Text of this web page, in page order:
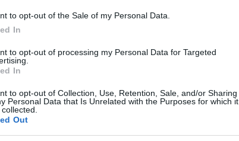
to opt-out of the Sale of my Personal Data.
In
to opt-out of processing my Personal Data for Targeted
In
to opt-out of Collection, Use, Retention, Sale, and/or Sharing
Personal Data that Is Unrelated with the Purposes for which it
Out